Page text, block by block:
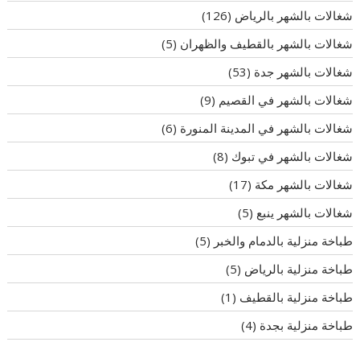
شغالات بالشهر بالرياض (126)
شغالات بالشهر بالقطيف والظهران (5)
شغالات بالشهر جدة (53)
شغالات بالشهر في القصيم (9)
شغالات بالشهر في المدينة المنورة (6)
شغالات بالشهر في تبوك (8)
شغالات بالشهر مكة (17)
شغالات بالشهر ينبع (5)
طباخة منزلية بالدمام والخبر (5)
طباخة منزلية بالرياض (5)
طباخة منزلية بالقطيف (1)
طباخة منزلية بجدة (4)